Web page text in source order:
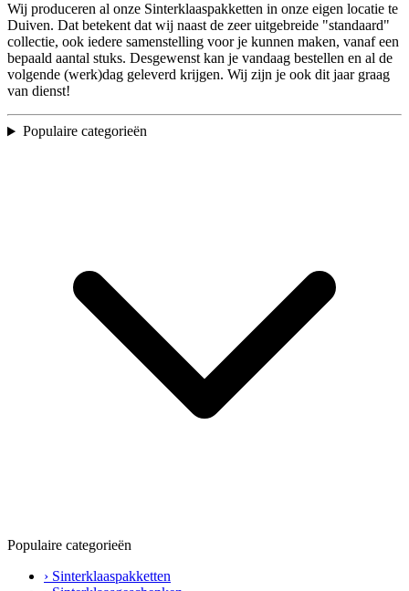
Wij produceren al onze Sinterklaaspakketten in onze eigen locatie te
Duiven. Dat betekent dat wij naast de zeer uitgebreide "standaard"
collectie, ook iedere samenstelling voor je kunnen maken, vanaf een
bepaald aantal stuks. Desgewenst kan je vandaag bestellen en al de
volgende (werk)dag geleverd krijgen. Wij zijn je ook dit jaar graag
van dienst!
Populaire categorieën
Populaire categorieën
› Sinterklaaspakketten